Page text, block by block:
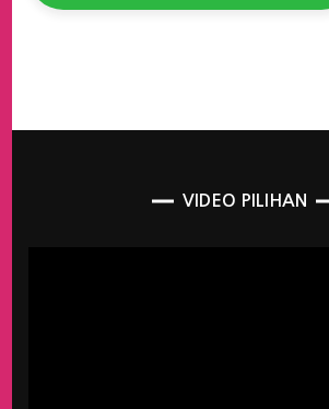
VIDEO PILIHAN